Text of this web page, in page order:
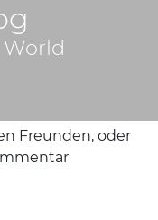
Freunden, oder